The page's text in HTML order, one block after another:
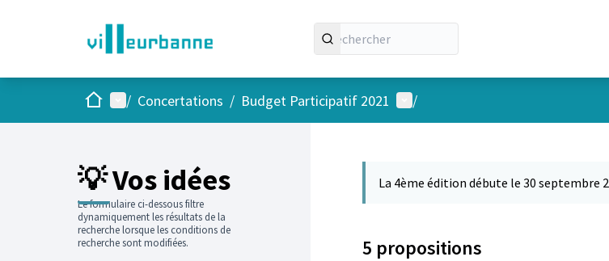
AccueilMenu principal
/ Concertations / Budget Participatif 2021 Menu utilisateur
/
💡 Vos idées
Le formulaire ci-dessous filtre
dynamiquement les résultats de la
recherche lorsque les conditions de
recherche sont modifiées.
La 4ème édition débute le 30 septembre
5 propositions